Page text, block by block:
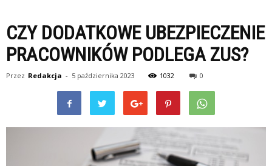
CZY DODATKOWE UBEZPIECZENIE
PRACOWNIKÓW PODLEGA ZUS?
Przez Redakcja - 5 października 2023 1032 0